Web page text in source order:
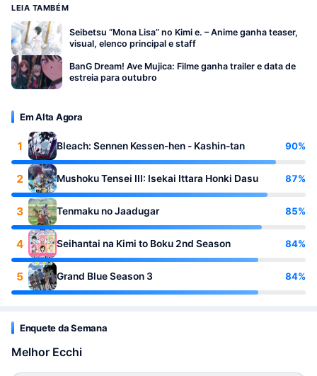
LEIA TAMBÉM
Seibetsu “Mona Lisa” no Kimi e. – Anime ganha teaser,
visual, elenco principal e staff
BanG Dream! Ave Mujica: Filme ganha trailer e data de
estreia para outubro
Em Alta Agora
1 Bleach: Sennen Kessen-hen - Kashin-tan 90%
2 Mushoku Tensei III: Isekai Ittara Honki Dasu 87%
3 Tenmaku no Jaadugar 85%
4 Seihantai na Kimi to Boku 2nd Season 84%
5 Grand Blue Season 3 84%
Enquete da Semana
Melhor Ecchi